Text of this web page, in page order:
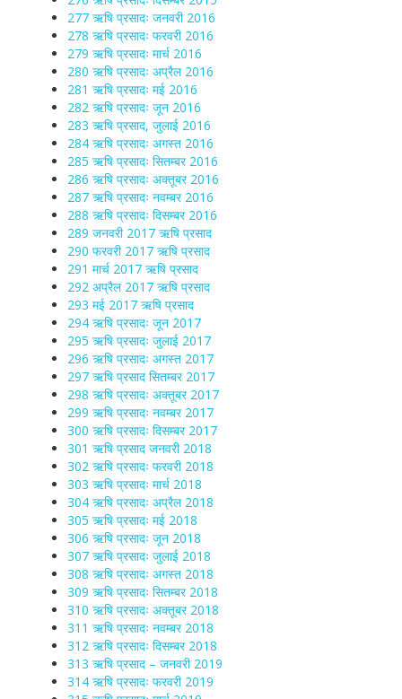
277 ऋषि प्रसादः जनवरी 2016
278 ऋषि प्रसादः फरवरी 2016
279 ऋषि प्रसादः मार्च 2016
280 ऋषि प्रसादः अप्रैल 2016
281 ऋषि प्रसादः मई 2016
282 ऋषि प्रसादः जून 2016
283 ऋषि प्रसाद, जुलाई 2016
284 ऋषि प्रसादः अगस्त 2016
285 ऋषि प्रसादः सितम्बर 2016
286 ऋषि प्रसादः अक्तूबर 2016
287 ऋषि प्रसादः नवम्बर 2016
288 ऋषि प्रसादः दिसम्बर 2016
289 जनवरी 2017 ऋषि प्रसाद
290 फरवरी 2017 ऋषि प्रसाद
291 मार्च 2017 ऋषि प्रसाद
292 अप्रैल 2017 ऋषि प्रसाद
293 मई 2017 ऋषि प्रसाद
294 ऋषि प्रसादः जून 2017
295 ऋषि प्रसादः जुलाई 2017
296 ऋषि प्रसादः अगस्त 2017
297 ऋषि प्रसाद सितम्बर 2017
298 ऋषि प्रसादः अक्तूबर 2017
299 ऋषि प्रसादः नवम्बर 2017
300 ऋषि प्रसादः दिसम्बर 2017
301 ऋषि प्रसाद जनवरी 2018
302 ऋषि प्रसादः फरवरी 2018
303 ऋषि प्रसादः मार्च 2018
304 ऋषि प्रसादः अप्रैल 2018
305 ऋषि प्रसादः मई 2018
306 ऋषि प्रसादः जून 2018
307 ऋषि प्रसादः जुलाई 2018
308 ऋषि प्रसादः अगस्त 2018
309 ऋषि प्रसादः सितम्बर 2018
310 ऋषि प्रसादः अक्तूबर 2018
311 ऋषि प्रसादः नवम्बर 2018
312 ऋषि प्रसादः दिसम्बर 2018
313 ऋषि प्रसाद – जनवरी 2019
314 ऋषि प्रसादः फरवरी 2019